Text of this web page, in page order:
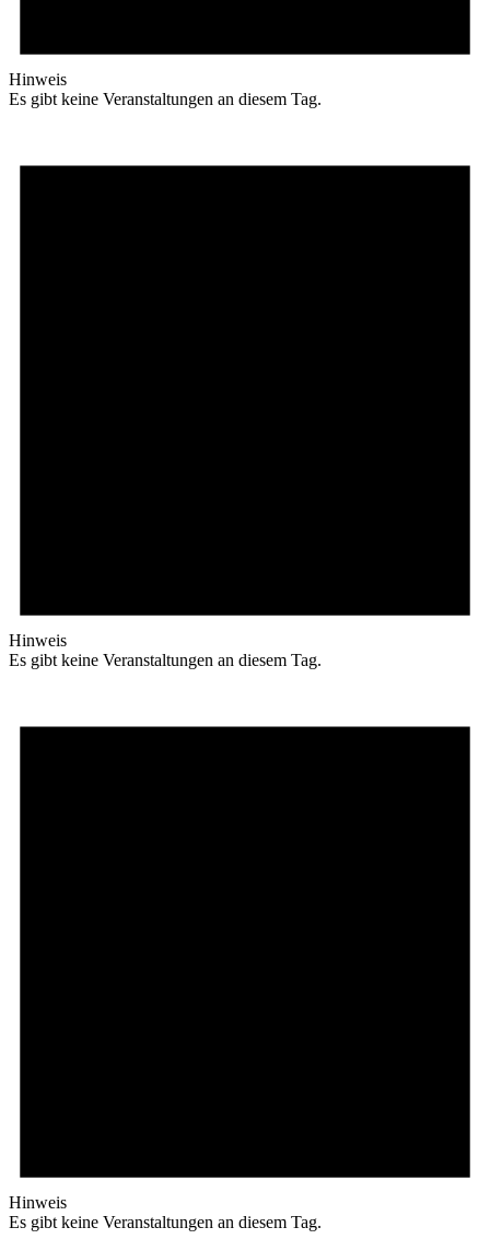
Hinweis
Es gibt keine Veranstaltungen an diesem Tag.
Hinweis
Es gibt keine Veranstaltungen an diesem Tag.
Hinweis
Es gibt keine Veranstaltungen an diesem Tag.